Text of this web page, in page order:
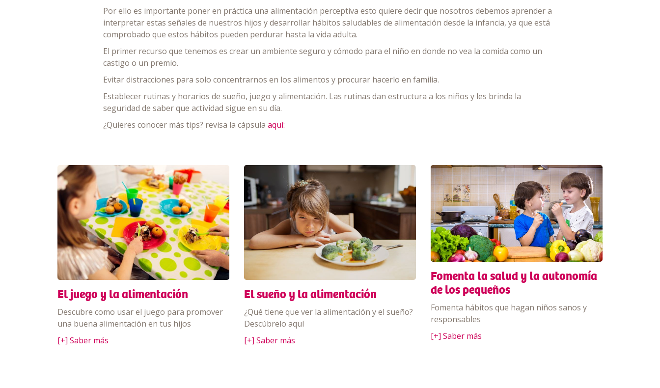
Por ello es importante poner en práctica una alimentación perceptiva esto quiere decir que nosotros debemos aprender a
interpretar estas señales de nuestros hijos y desarrollar hábitos saludables de alimentación desde la infancia, ya que está
comprobado que estos hábitos pueden perdurar hasta la vida adulta.
El primer recurso que tenemos es crear un ambiente seguro y cómodo para el niño en donde no vea la comida como un
castigo o un premio.
Evitar distracciones para solo concentrarnos en los alimentos y procurar hacerlo en familia.
Establecer rutinas y horarios de sueño, juego y alimentación. Las rutinas dan estructura a los niños y les brinda la
seguridad de saber que actividad sigue en su día.
¿Quieres conocer más tips? revisa la cápsula aquí:
El juego y la alimentación
Descubre como usar el juego para promover
una buena alimentación en tus hijos
[+] Saber más
El sueño y la alimentación
¿Qué tiene que ver la alimentación y el sueño?
Descúbrelo aquí
[+] Saber más
Fomenta la salud y la autonomía
de los pequeños
Fomenta hábitos que hagan niños sanos y
responsables
[+] Saber más